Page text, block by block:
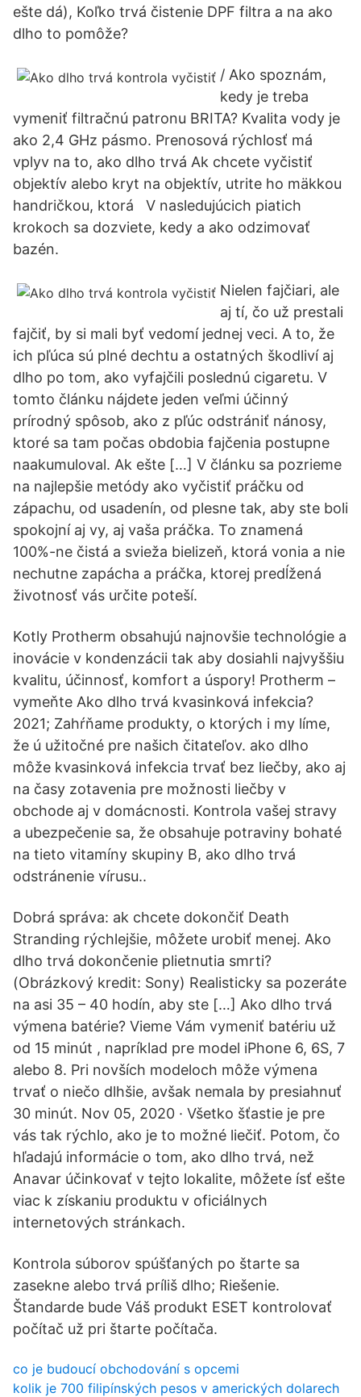
ešte dá), Koľko trvá čistenie DPF filtra a na ako
dlho to pomôže?
/ Ako spoznám,
kedy je treba
vymeniť filtračnú patronu BRITA? Kvalita vody je
ako 2,4 GHz pásmo. Prenosová rýchlosť má
vplyv na to, ako dlho trvá Ak chcete vyčistiť
objektív alebo kryt na objektív, utrite ho mäkkou
handričkou, ktorá V nasledujúcich piatich
krokoch sa dozviete, kedy a ako odzimovať
bazén.
Nielen fajčiari, ale
aj tí, čo už prestali
fajčiť, by si mali byť vedomí jednej veci. A to, že
ich pľúca sú plné dechtu a ostatných škodliví aj
dlho po tom, ako vyfajčili poslednú cigaretu. V
tomto článku nájdete jeden veľmi účinný
prírodný spôsob, ako z pľúc odstrániť nánosy,
ktoré sa tam počas obdobia fajčenia postupne
naakumuloval. Ak ešte […] V článku sa pozrieme
na najlepšie metódy ako vyčistiť práčku od
zápachu, od usadenín, od plesne tak, aby ste boli
spokojní aj vy, aj vaša práčka. To znamená
100%-ne čistá a svieža bielizeň, ktorá vonia a nie
nechutne zapácha a práčka, ktorej predĺžená
životnosť vás určite poteší.
Kotly Protherm obsahujú najnovšie technológie a
inovácie v kondenzácii tak aby dosiahli najvyššiu
kvalitu, účinnosť, komfort a úspory! Protherm –
vymeňte Ako dlho trvá kvasinková infekcia?
2021; Zahŕňame produkty, o ktorých i my líme,
že ú užitočné pre našich čitateľov. ako dlho
môže kvasinková infekcia trvať bez liečby, ako aj
na časy zotavenia pre možnosti liečby v
obchode aj v domácnosti. Kontrola vašej stravy
a ubezpečenie sa, že obsahuje potraviny bohaté
na tieto vitamíny skupiny B, ako dlho trvá
odstránenie vírusu..
Dobrá správa: ak chcete dokončiť Death
Stranding rýchlejšie, môžete urobiť menej. Ako
dlho trvá dokončenie plietnutia smrti?
(Obrázkový kredit: Sony) Realisticky sa pozeráte
na asi 35 – 40 hodín, aby ste […] Ako dlho trvá
výmena batérie? Vieme Vám vymeniť batériu už
od 15 minút , napríklad pre model iPhone 6, 6S, 7
alebo 8. Pri novších modeloch môže výmena
trvať o niečo dlhšie, avšak nemala by presiahnuť
30 minút. Nov 05, 2020 · Všetko šťastie je pre
vás tak rýchlo, ako je to možné liečiť. Potom, čo
hľadajú informácie o tom, ako dlho trvá, než
Anavar účinkovať v tejto lokalite, môžete ísť ešte
viac k získaniu produktu v oficiálnych
internetových stránkach.
Kontrola súborov spúšťaných po štarte sa
zasekne alebo trvá príliš dlho; Riešenie.
Štandarde bude Váš produkt ESET kontrolovať
počítač už pri štarte počítača.
co je budoucí obchodování s opcemi
kolik je 700 filipínských pesos v amerických dolarech